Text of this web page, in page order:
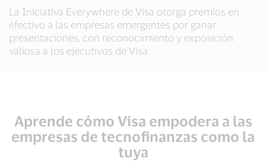
La Iniciativa Everywhere de Visa otorga premios en
efectivo a las empresas emergentes por ganar
presentaciones, con reconocimiento y exposición
valiosa a los ejecutivos de Visa.
Aprende cómo Visa empodera a las
empresas de tecnofinanzas como la
tuya